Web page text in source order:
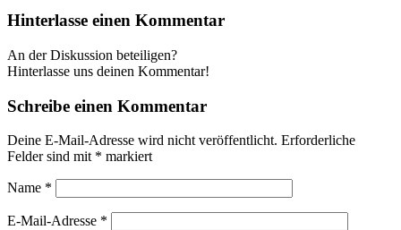
Hinterlasse einen Kommentar
An der Diskussion beteiligen?
Hinterlasse uns deinen Kommentar!
Schreibe einen Kommentar
Deine E-Mail-Adresse wird nicht veröffentlicht. Erforderliche
Felder sind mit * markiert
Name *
E-Mail-Adresse *